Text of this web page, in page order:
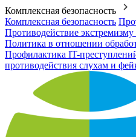
Комплексная безопасность
Комплексная безопасность
Противодействие
Политика в отношении
Профилактика IT-
противодействия слухам и